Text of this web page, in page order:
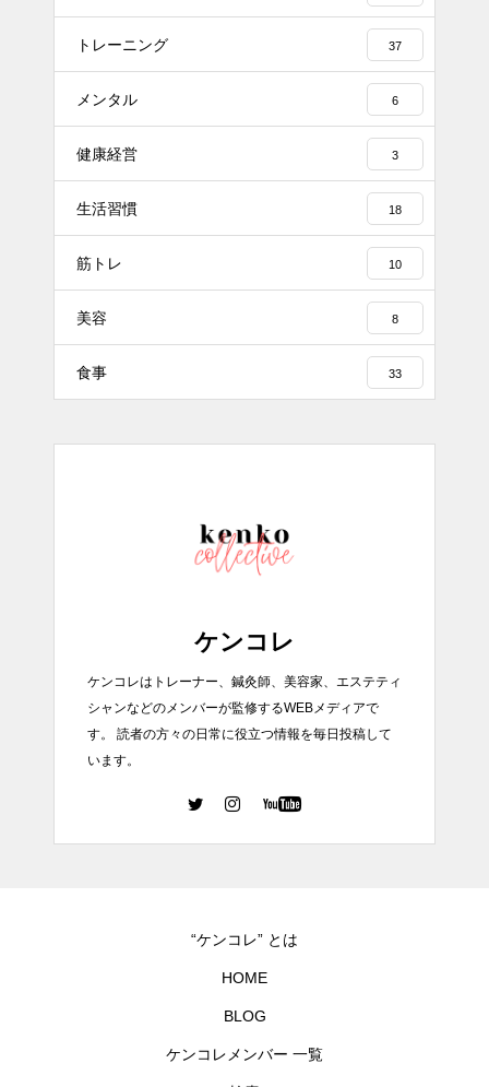
トレーニング 37
メンタル 6
健康経営 3
生活習慣 18
筋トレ 10
美容 8
食事 33
ケンコレ
ケンコレはトレーナー、鍼灸師、美容家、エステティ
シャンなどのメンバーが監修するWEBメディアで
す。 読者の方々の日常に役立つ情報を毎日投稿して
います。
“ケンコレ” とは
HOME
BLOG
ケンコレメンバー 一覧